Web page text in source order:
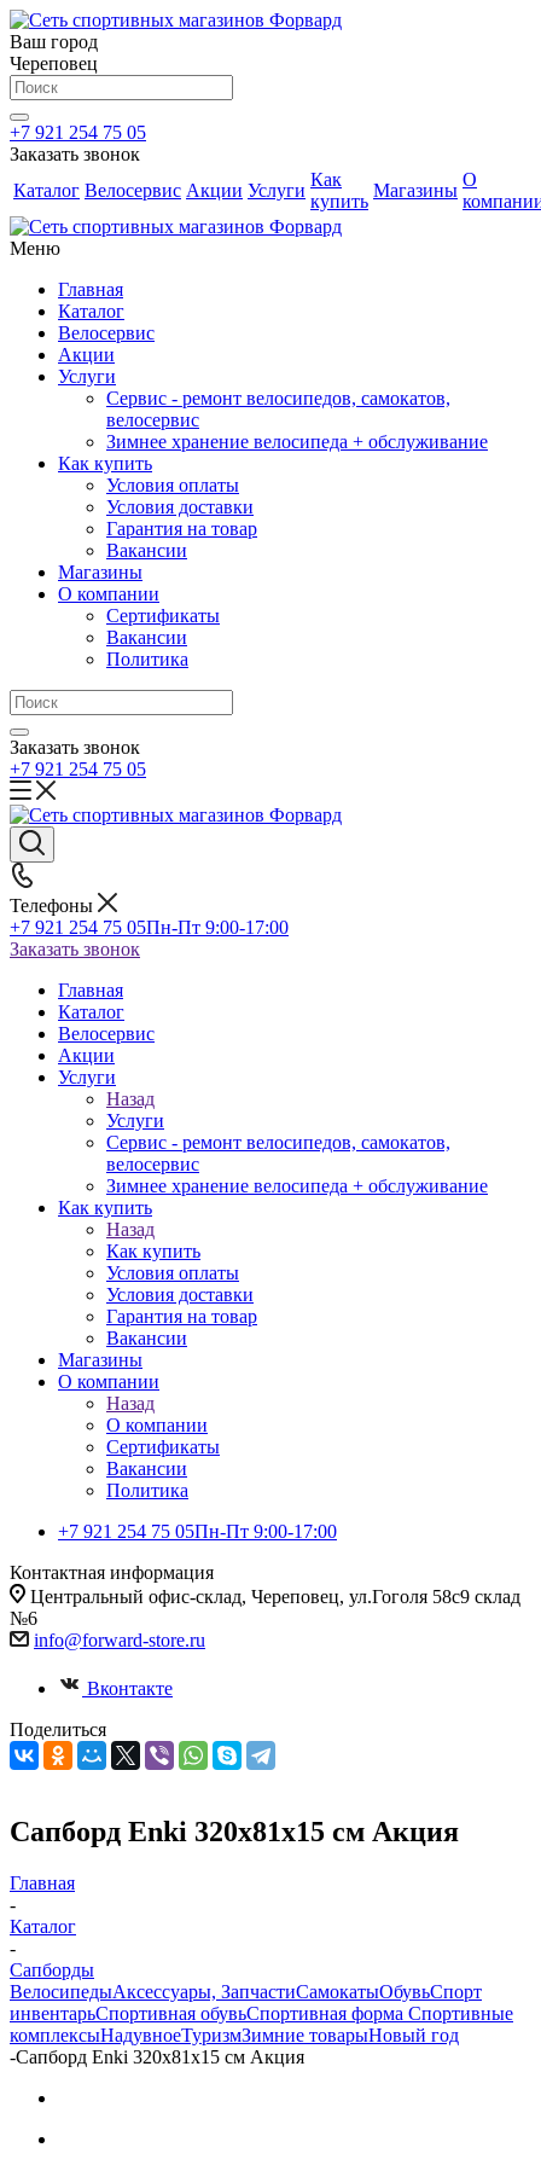
Ваш город
Череповец
+7 921 254 75 05
Заказать звонок
Каталог Велосервис Акции Услуги
Как
купить
Магазины
О
Меню
Главная
Каталог
Велосервис
Акции
Услуги
Сервис - ремонт велосипедов, самокатов,
велосервис
Зимнее хранение велосипеда + обслуживание
Как купить
Условия оплаты
Условия доставки
Гарантия на товар
Вакансии
Магазины
О компании
Сертификаты
Вакансии
Политика
Заказать звонок
+7 921 254 75 05
Телефоны
+7 921 254 75 05Пн-Пт 9:00-17:00
Заказать звонок
Главная
Каталог
Велосервис
Акции
Услуги
Назад
Услуги
Сервис - ремонт велосипедов, самокатов,
велосервис
Зимнее хранение велосипеда + обслуживание
Как купить
Назад
Как купить
Условия оплаты
Условия доставки
Гарантия на товар
Вакансии
Магазины
О компании
Назад
О компании
Сертификаты
Вакансии
Политика
+7 921 254 75 05Пн-Пт 9:00-17:00
Контактная информация
Центральный офис-склад, Череповец, ул.Гоголя 58с9 склад
№6
info@forward-store.ru
Вконтакте
Поделиться
Сапборд Enki 320x81x15 см Акция
Главная
-
Каталог
-
Сапборды
ВелосипедыАксессуары, ЗапчастиСамокатыОбувьСпорт
инвентарьСпортивная обувьСпортивная форма Спортивные
комплексыНадувноеТуризмЗимние товарыНовый год
-Сапборд Enki 320x81x15 см Акция